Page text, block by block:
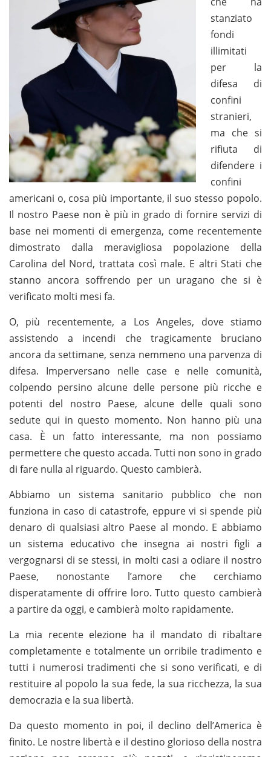
stanziato
fondi
illimitati
per la
difesa di
confini
stranieri,
ma che si
rifiuta di
difendere i
confini
americani o, cosa più importante, il suo stesso popolo.
Il nostro Paese non è più in grado di fornire servizi di
base nei momenti di emergenza, come recentemente
dimostrato dalla meravigliosa popolazione della
Carolina del Nord, trattata così male. E altri Stati che
stanno ancora soffrendo per un uragano che si è
verificato molti mesi fa.
O, più recentemente, a Los Angeles, dove stiamo
assistendo a incendi che tragicamente bruciano
ancora da settimane, senza nemmeno una parvenza di
difesa. Imperversano nelle case e nelle comunità,
colpendo persino alcune delle persone più ricche e
potenti del nostro Paese, alcune delle quali sono
sedute qui in questo momento. Non hanno più una
casa. È un fatto interessante, ma non possiamo
permettere che questo accada. Tutti non sono in grado
di fare nulla al riguardo. Questo cambierà.
Abbiamo un sistema sanitario pubblico che non
funziona in caso di catastrofe, eppure vi si spende più
denaro di qualsiasi altro Paese al mondo. E abbiamo
un sistema educativo che insegna ai nostri figli a
vergognarsi di se stessi, in molti casi a odiare il nostro
Paese, nonostante l’amore che cerchiamo
disperatamente di offrire loro. Tutto questo cambierà
a partire da oggi, e cambierà molto rapidamente.
La mia recente elezione ha il mandato di ribaltare
completamente e totalmente un orribile tradimento e
tutti i numerosi tradimenti che si sono verificati, e di
restituire al popolo la sua fede, la sua ricchezza, la sua
democrazia e la sua libertà.
Da questo momento in poi, il declino dell’America è
finito. Le nostre libertà e il destino glorioso della nostra